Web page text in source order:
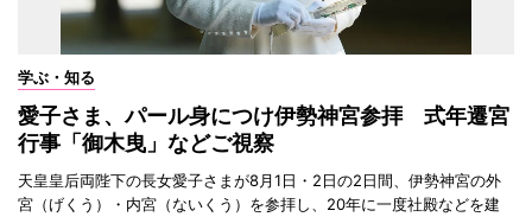
学ぶ・知る
愛子さま、パール身につけ伊勢神宮参拝 式年遷宮
行事「御木曳」などご視察
天皇皇后両陛下の長女愛子さまが8月1日・2日の2日間、伊勢神宮の外
宮（げくう）・内宮（ないくう）を参拝し、20年に一度社殿などを建